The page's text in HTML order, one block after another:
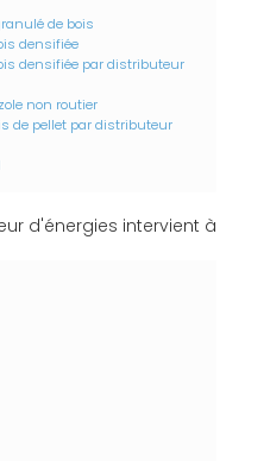
de bois
densifiée
densifiée par distributeur
non routier
de pellet par distributeur
d'énergies intervient à